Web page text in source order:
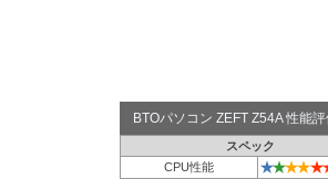
BTOパソコン ZEFT Z54A 性能
スペック
CPU性能
★★★★★